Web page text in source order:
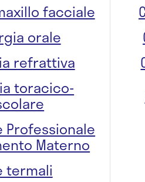
facciale
orale
refrattiva
toracico-
Professionale
Materno
termali